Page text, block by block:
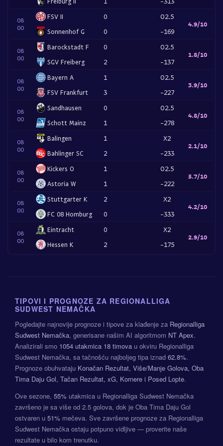
08
00
FSV II
Sonnenhof G
0
0
O2.5
-169
4.9/10
08
00
Barockstadt F
SGV Freiberg
0
2
O2.5
-137
1.8/10
08
00
Bayern A
FSV Frankfurt
1
3
O2.5
-227
3.9/10
08
00
Sandhausen
Schott Mainz
0
1
O2.5
-278
4.8/10
08
00
Balingen
Bahlinger SC
1
2
X2
-233
2.1/10
08
00
Kickers O
Astoria W
1
1
O2.5
-222
5.7/10
08
00
Stuttgarter K
FC 08 Homburg
2
0
X2
-333
4.2/10
08
00
Eintracht
Hessen K
0
2
X2
-175
2.9/10
TIPOVI I PROGNOZE ZA REGIONALLIGA
SUDWEST NEMAČKA
Pogledajte najnovije prognoze i tipove za klađenje za Regionalliga
Sudwest Nemačka, generisane našim AI algoritmom NT Apex.
Analizirali smo 1054 utakmica 18 timova u okviru Regionalliga
Sudwest Nemačka, sa tačnošću najboljeg tipa iznad 62.8%.
Prognoze obuhvataju Konačan Rezultat, Više/Manje Golova, Oba
Tima Daju Gol, Tačan Rezultat, xG, Kornere i Posed Lopte.
Ove sezone, 55% utakmica u Regionalliga Sudwest Nemačka
završeno je sa više od 2.5 golova, dok je Oba Tima Daju Gol
ostvaren u 51% mečeva. Sve završene prognoze za Regionalliga
Sudwest Nemačka ostaju potpuno vidljive — proverite naše
rezultate u bilo kom trenutku.